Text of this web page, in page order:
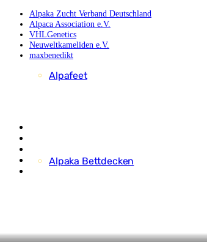
Alpafeet
Alpaka Bettdecken
Alpaka Zucht Verband Deutschland
Alpaca Association e.V.
VHLGenetics
Neuweltkameliden e.V.
maxbenedikt